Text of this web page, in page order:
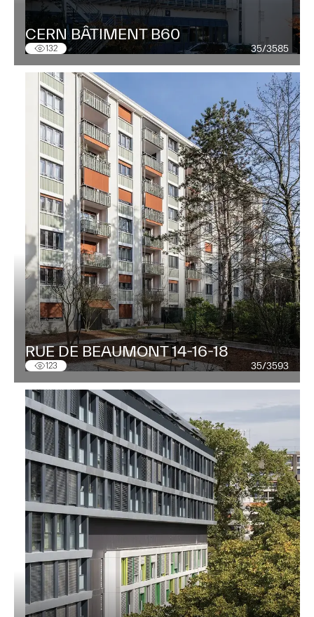
CERN BÂTIMENT B60
132 35/3585
RUE DE BEAUMONT 14-16-18
123 35/3593